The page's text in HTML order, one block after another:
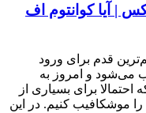
| آیا کوانتوم اف
قدم برای ورود
می‌شود و امروز به
برای بسیاری از
موشکافیب کنیم. در این